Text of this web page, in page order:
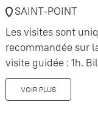
SAINT-POINT
Les visites sont
recommandée sur
visite guidée : 1h.
VOIR PLUS